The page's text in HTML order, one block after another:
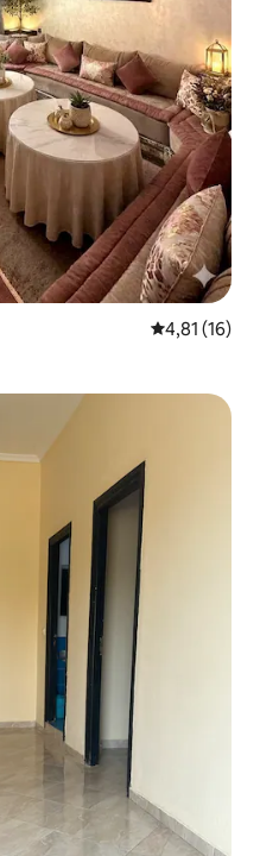
Prosječna
4,81 (16)